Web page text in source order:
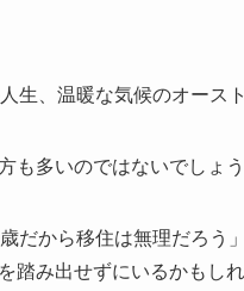
生、温暖な気候のオース
も多いのではないでしょう
だから移住は無理だろう
踏み出せずにいるかもしれ